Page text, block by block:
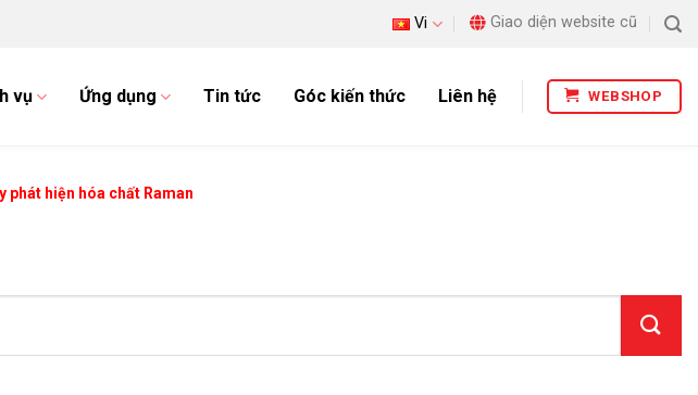
Vi Giao diện website cũ
vụ Ứng dụng Tin tức Góc kiến thức Liên hệ WEBSHOP
phát hiện hóa chất Raman